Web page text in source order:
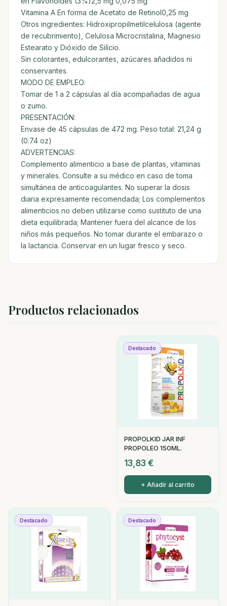
Vitamina A En forma de Acetato de Retinol0,25 mg
Otros ingredientes: Hidroxipropilmetilcelulosa (agente
de recubrimiento), Celulosa Microcristalina, Magnesio
Estearato y Dióxido de Silício.
Sin colorantes, edulcorantes, azúcares añadidos ni
conservantes.
MODO DE EMPLEO:
Tomar de 1 a 2 cápsulas al día acompañadas de agua
o zumo.
PRESENTACIÓN:
Envase de 45 cápsulas de 472 mg. Peso total: 21,24 g
(0.74 oz)
ADVERTENCIAS:
Complemento alimenticio a base de plantas, vitaminas
y minerales. Consulte a su médico en caso de toma
simultánea de anticoagulantes. No superar la dosis
diaria expresamente recomendada; Los complementos
alimenticios no deben utilizarse como sustituto de una
dieta equilibrada; Mantener fuera del alcance de los
niños más pequeños. No tomar durante el embarazo o
la lactancia. Conservar en un lugar fresco y seco.
Productos relacionados
Destacado
PROPOLKID JAR INF
PROPOLEO 150ML.
13,83 €
+ Añadir al carrito
Destacado Destacado